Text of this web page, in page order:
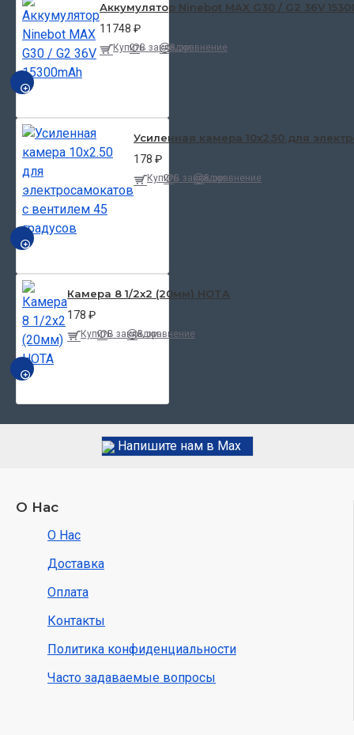
БЫСТРЫЙ ПРОСМОТР
Аккумулятор Ninebot MAX G30 / G2 36V
11748 ₽
КупитьВ закладкиВ сравнение
БЫСТРЫЙ ПРОСМОТР
Усиленная камера 10x2.50 для
178 ₽
КупитьВ закладкиВ сравнение
БЫСТРЫЙ ПРОСМОТР
Камера 8 1/2x2 (20мм) HOTA
178 ₽
КупитьВ закладкиВ сравнение
Напишите нам в Max
О Нас
О Нас
Доставка
Оплата
Контакты
Политика конфиденциальности
Часто задаваемые вопросы